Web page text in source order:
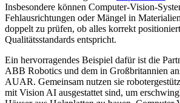
Insbesondere können Computer-Vision-
Fehlausrichtungen oder Mängel in
doppelt zu prüfen, ob alles korrekt
Qualitätsstandards entspricht.
Ein hervorragendes Beispiel dafür ist die
ABB Robotics und dem in Großbritannien
AUAR. Gemeinsam nutzen sie
mit Vision AI ausgestattet sind, um